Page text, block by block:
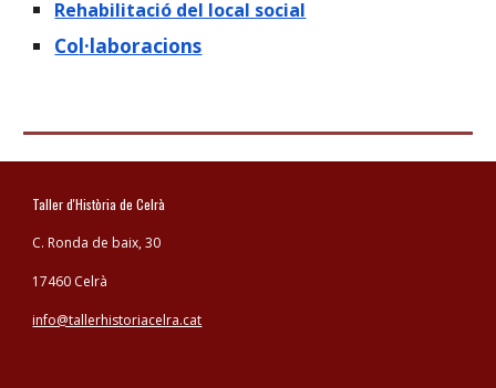
Rehabilitació del local social
Col·laboracions
Taller d'Història de Celrà
C. Ronda de baix, 30
17460 Celrà
info@tallerhistoriacelra.cat